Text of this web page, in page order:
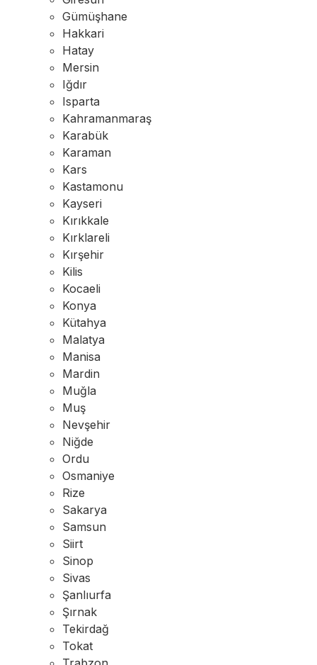
Gümüşhane
Hakkari
Hatay
Mersin
Iğdır
Isparta
Kahramanmaraş
Karabük
Karaman
Kars
Kastamonu
Kayseri
Kırıkkale
Kırklareli
Kırşehir
Kilis
Kocaeli
Konya
Kütahya
Malatya
Manisa
Mardin
Muğla
Muş
Nevşehir
Niğde
Ordu
Osmaniye
Rize
Sakarya
Samsun
Siirt
Sinop
Sivas
Şanlıurfa
Şırnak
Tekirdağ
Tokat